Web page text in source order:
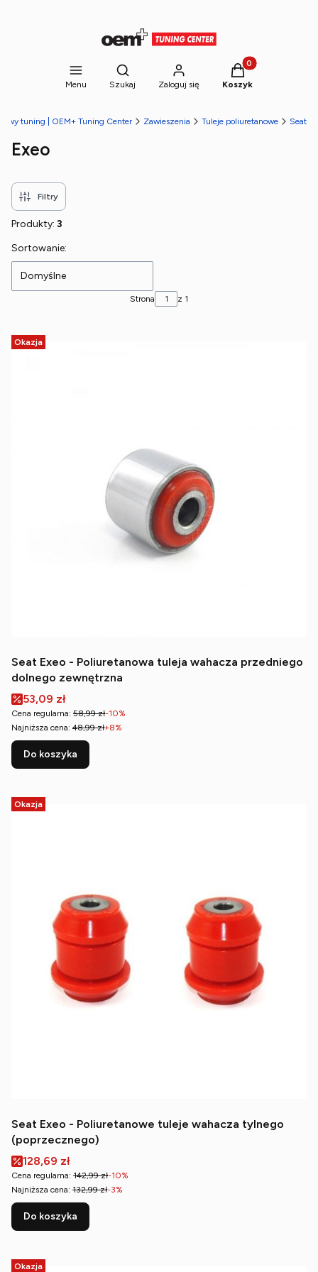
Menu
Otwórz wyszukiwarkę
Szukaj Zaloguj się
Produkty w
Koszyk
tuning | OEM+ Tuning Center Zawieszenia Tuleje poliuretanowe Seat
Exeo
Filtry
Produkty: 3
Lista produktów
Sortowanie:
Domyślne
Strona z 1
Okazja
Seat Exeo - Poliuretanowa tuleja wahacza przedniego
dolnego zewnętrzna
Cena promocyjna
53,09 zł
Cena regularna: 58,99 zł-10%
Najniższa cena: 48,99 zł+8%
Do koszyka
Okazja
Seat Exeo - Poliuretanowe tuleje wahacza tylnego
(poprzecznego)
Cena promocyjna
128,69 zł
Cena regularna: 142,99 zł-10%
Najniższa cena: 132,99 zł-3%
Do koszyka
Okazja